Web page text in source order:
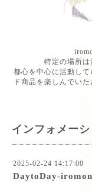
特定の場所は
都心を中心に活動し
ド商品を楽しんでい
インフォメー
2025-02-24 14:17:00
DaytoDay-